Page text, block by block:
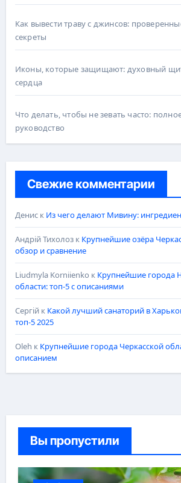
Как вывести траву с джинсов:
секреты
Иконы, которые защищают: духовный
сердца
Что делать, чтобы не зевать часто:
руководство
Свежие комментарии
Дениск Из чего делают Мивину:
Андрій Тихолозк Крупнейшие озёра
обзор и сравнение
Liudmyla Korniienko к Крупнейшие города
области: топ-5 с описаниями
Сергійк Какой лучший санаторий в
топ-5 2025
Oleh к Крупнейшие города Черкасской
описанием
Вы пропустили